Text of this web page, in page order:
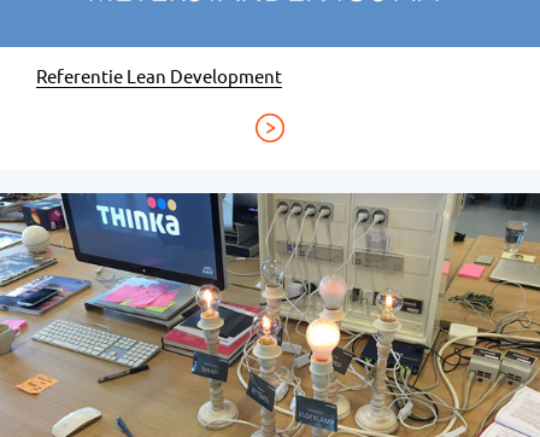
Referentie Lean Development